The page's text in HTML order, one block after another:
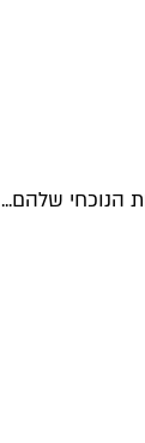
הנוכחי שלהם...